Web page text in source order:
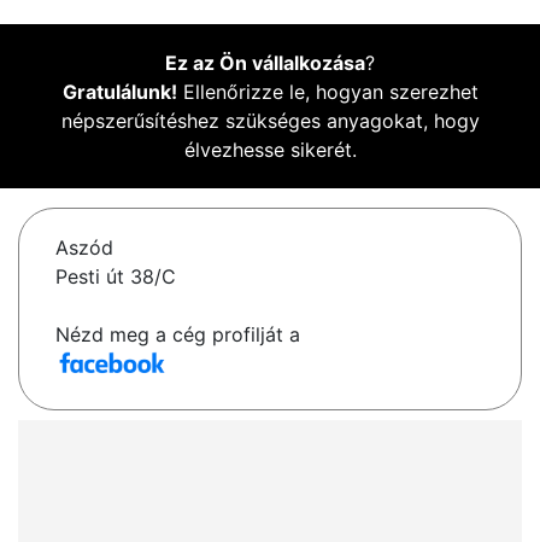
Ez az Ön vállalkozása?
Gratulálunk! Ellenőrizze le, hogyan szerezhet
népszerűsítéshez szükséges anyagokat, hogy
élvezhesse sikerét.
Aszód
Pesti út 38/C
Nézd meg a cég profilját a